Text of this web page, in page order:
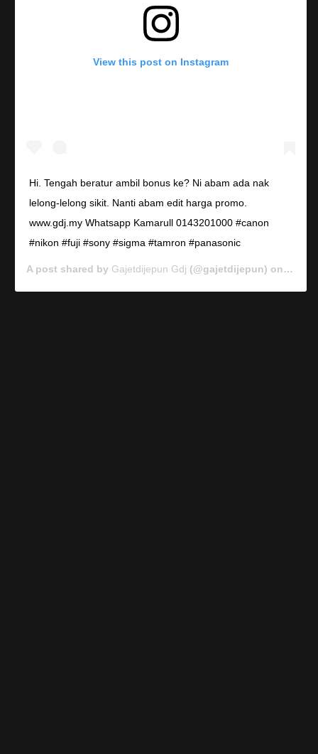
View this post on Instagram
Hi. Tengah beratur ambil bonus ke? Ni abam ada nak
lelong-lelong sikit. Nanti abam edit harga promo.
www.gdj.my Whatsapp Kamarull 0143201000 #canon
#nikon #fuji #sony #sigma #tamron #panasonic
A post shared by Gajetdijepun Gdj (@gajetdijepun) on Jan 7,